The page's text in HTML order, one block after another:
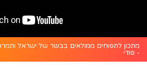
מתכון לתפוחים ממולאים בבשר של ישראל
- פודי